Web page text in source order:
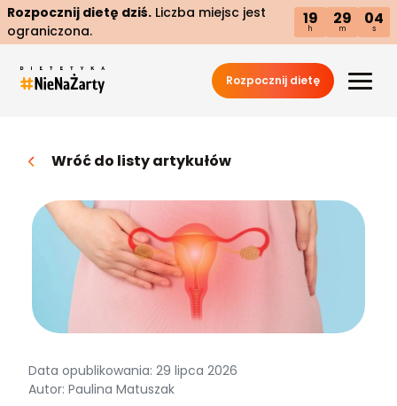
Rozpocznij dietę dziś. Liczba miejsc jest
ograniczona.
19
h
29
m
03
s
Rozpocznij dietę
Wróć do listy artykułów
Data opublikowania: 29 lipca 2026
Autor: Paulina Matuszak